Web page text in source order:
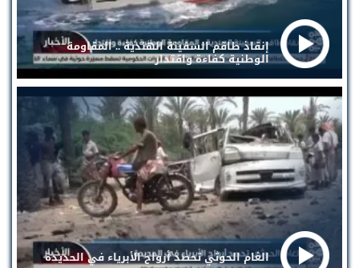
إنقاذ طاقم السفينة الهندية .. المقاومة
الوطنية كفاءة واقتدار
الغام الحوثي تحصد أرواح الأبرياء في الحديدة